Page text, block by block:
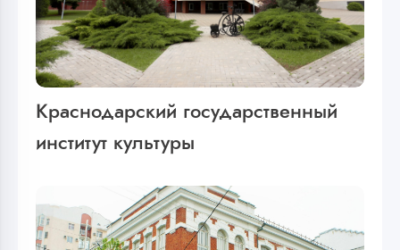
Краснодарский государственный
институт культуры